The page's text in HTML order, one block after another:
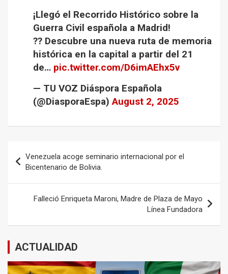
¡Llegó el Recorrido Histórico sobre la
Guerra Civil española a Madrid!
?? Descubre una nueva ruta de memoria
histórica en la capital a partir del 21
de… pic.twitter.com/D6imAEhx5v
— TU VOZ Diáspora Española
(@DiasporaEspa)August 2, 2025
de
entradas
Venezuela acoge seminario internacional por el
Bicentenario de Bolivia.
Falleció Enriqueta Maroni, Madre de Plaza de Mayo
Línea Fundadora
ACTUALIDAD